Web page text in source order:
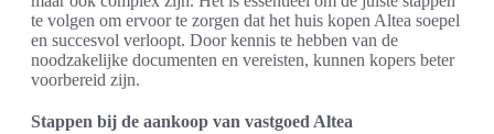
te volgen om ervoor te zorgen dat het huis kopen Altea soepel
en succesvol verloopt. Door kennis te hebben van de
noodzakelijke documenten en vereisten, kunnen kopers beter
voorbereid zijn.
Stappen bij de aankoop van vastgoed Altea